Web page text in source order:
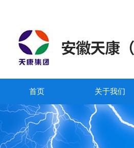
首页 关于我们